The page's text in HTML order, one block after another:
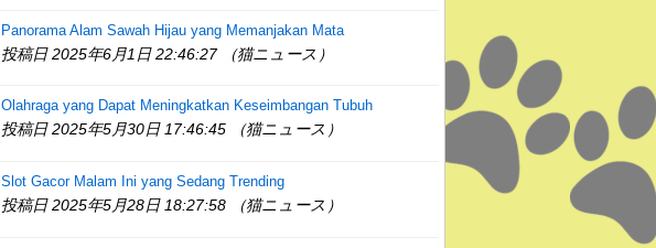
Panorama Alam Sawah Hijau yang Memanjakan Mata
投稿日 2025年6月1日 22:46:27 （猫ニュース）
Olahraga yang Dapat Meningkatkan Keseimbangan Tubuh
投稿日 2025年5月30日 17:46:45 （猫ニュース）
Slot Gacor Malam Ini yang Sedang Trending
投稿日 2025年5月28日 18:27:58 （猫ニュース）